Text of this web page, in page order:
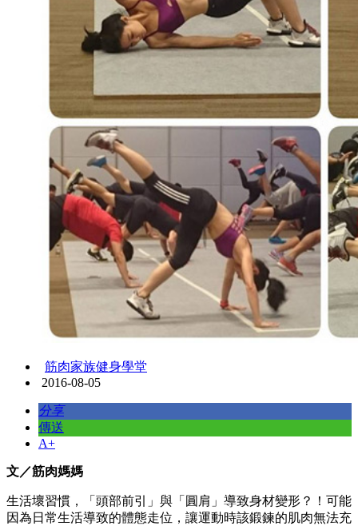
筋肉家族健身學堂
2016-08-05
分享
傳送
A+
文／筋肉媽媽
生活壞習慣，「頭部前引」與「圓肩」導致身材變形？！可能
因為日常生活導致的體態走位，讓運動時該鍛鍊的肌肉無法充